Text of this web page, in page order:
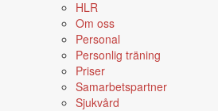
HLR
Om oss
Personal
Personlig träning
Priser
Samarbetspartner
Sjukvård